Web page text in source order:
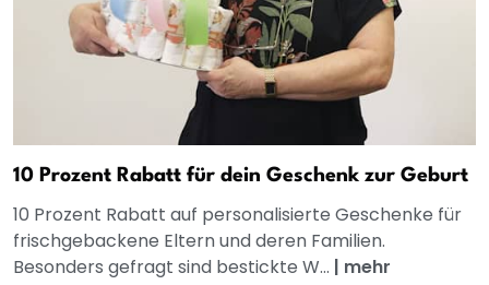
10 Prozent Rabatt für dein Geschenk zur Geburt
10 Prozent Rabatt auf personalisierte Geschenke für
frischgebackene Eltern und deren Familien.
Besonders gefragt sind bestickte W... | mehr